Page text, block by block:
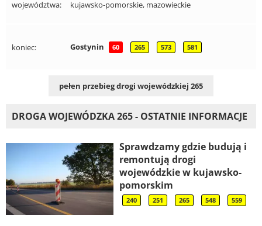
województwa: kujawsko-pomorskie, mazowieckie
koniec: Gostynin 60 265 573 581
pełen przebieg drogi wojewódzkiej 265
DROGA WOJEWÓDZKA 265 - OSTATNIE INFORMACJE
Sprawdzamy gdzie budują i
remontują drogi
wojewódzkie w kujawsko-
pomorskim
240 251 265 548 559